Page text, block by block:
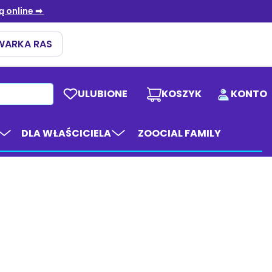
KOSZYK
ULUBIONE KONTO
DLA WŁAŚCICIELA ZOOCIAL FAMILY